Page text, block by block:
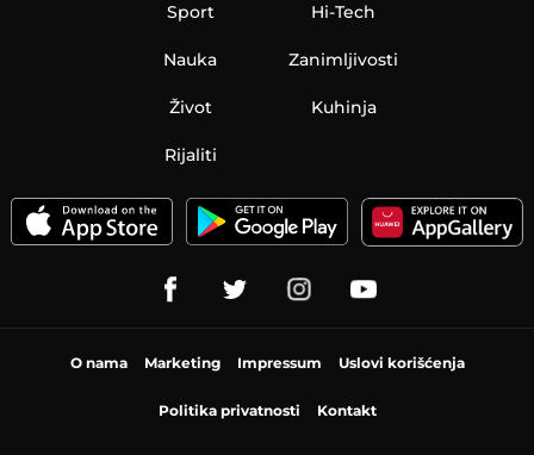
Sport
Nauka
Hi-Tech
Zanimljivosti
Život Kuhinja
Rijaliti
O nama Marketing Impressum Uslovi korišćenja
Politika privatnosti Kontakt